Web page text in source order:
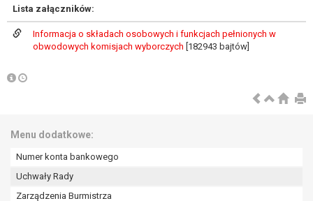
Lista załączników:
Informacja o składach osobowych i funkcjach pełnionych w
obwodowych komisjach wyborczych [182943 bajtów]
Menu dodatkowe:
Numer konta bankowego
Uchwały Rady
Zarządzenia Burmistrza
danych na podstawie art. 21 RODO, wobec
przetwarzania danych osobowych, którego
podstawą prawną jest:
niezbędność przetwarzania do
uzasadnionych interesów